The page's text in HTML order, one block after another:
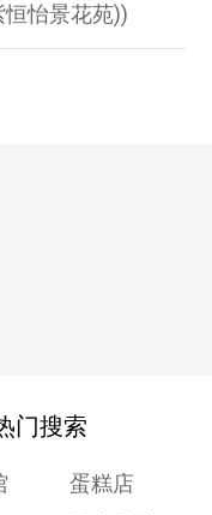
怡景花苑))
门搜索
蛋糕店